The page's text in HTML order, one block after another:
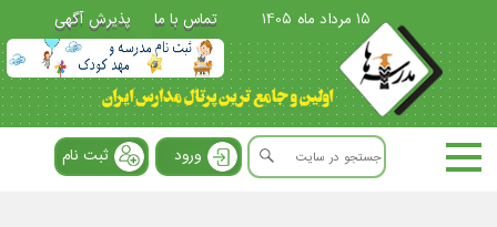
15 مرداد ماه 1405 تماس با ما پذیرش آگهی
ورود ثبت نام